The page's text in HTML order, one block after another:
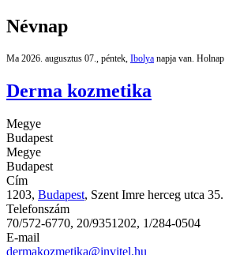
Névnap
Ma 2026. augusztus 07., péntek, Ibolya napja van. Holnap
Derma kozmetika
Megye
Budapest
Megye
Budapest
Cím
1203, Budapest, Szent Imre herceg utca 35.
Telefonszám
70/572-6770, 20/9351202, 1/284-0504
E-mail
dermakozmetika@invitel.hu